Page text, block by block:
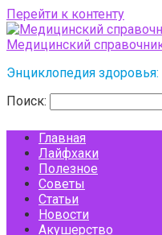
Перейти к контенту
Медицинский
Энциклопедия
Поиск:
Главная
Лайфхаки
Полезное
Советы
Статьи
Новости
Акушерство